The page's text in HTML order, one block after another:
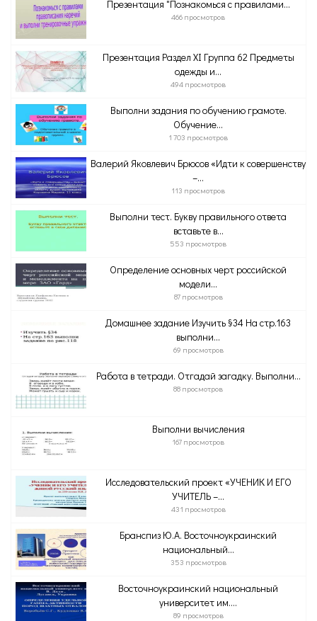
Презентация "Познакомься с правилами...
466 просмотров
Презентация Раздел XI Группа 62 Предметы
одежды и...
494 просмотров
Выполни задания по обучению грамоте.
Обучение...
1 703 просмотров
Валерий Яковлевич Брюсов «Идти к совершенству
–...
113 просмотров
Выполни тест. Букву правильного ответа
вставьте в...
553 просмотров
Определение основных черт российской
модели...
87 просмотров
Домашнее задание Изучить §34 На стр.163
выполни...
69 просмотров
Работа в тетради. Отгадай загадку. Выполни...
88 просмотров
Выполни вычисления
167 просмотров
Исследовательский проект «УЧЕНИК И ЕГО
УЧИТЕЛЬ –...
431 просмотров
Бранспиз Ю.А. Восточноукраинский
национальный...
353 просмотров
Восточноукраинский национальный
университет им....
89 просмотров